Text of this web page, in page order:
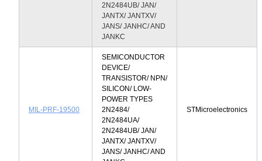
2N2484UB/ JAN/
JANTX/ JANTXV/
JANS/ JANHC/ AND
JANKC
MIL-PRF-19500
SEMICONDUCTOR
DEVICE/
TRANSISTOR/ NPN/
SILICON/ LOW-
POWER TYPES
2N2484/
2N2484UA/
2N2484UB/ JAN/
JANTX/ JANTXV/
JANS/ JANHC/ AND
STMicroelectronics